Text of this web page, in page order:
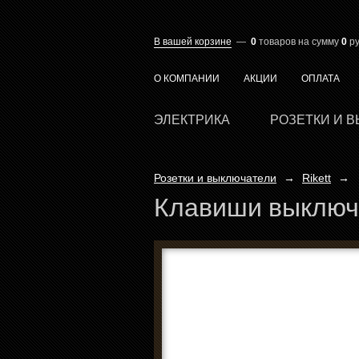
В вашей корзине — 0 товаров на сумму 0
О КОМПАНИИ АКЦИИ ОПЛАТА
ЭЛЕКТРИКА РОЗЕТКИ И
Розетки и выключатели → Rikett →
Клавиши